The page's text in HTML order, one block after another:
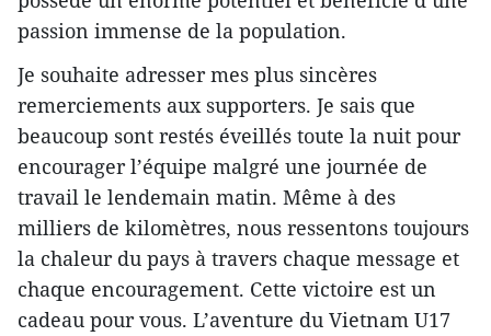
passion immense de la population.
Je souhaite adresser mes plus sincères
remerciements aux supporters. Je sais que
beaucoup sont restés éveillés toute la nuit pour
encourager l’équipe malgré une journée de
travail le lendemain matin. Même à des
milliers de kilomètres, nous ressentons toujours
la chaleur du pays à travers chaque message et
chaque encouragement. Cette victoire est un
cadeau pour vous. L’aventure du Vietnam U17